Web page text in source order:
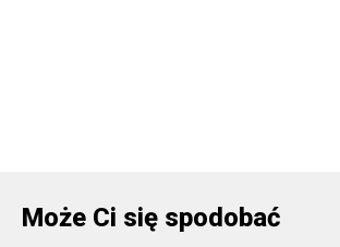
Może Ci się spodobać